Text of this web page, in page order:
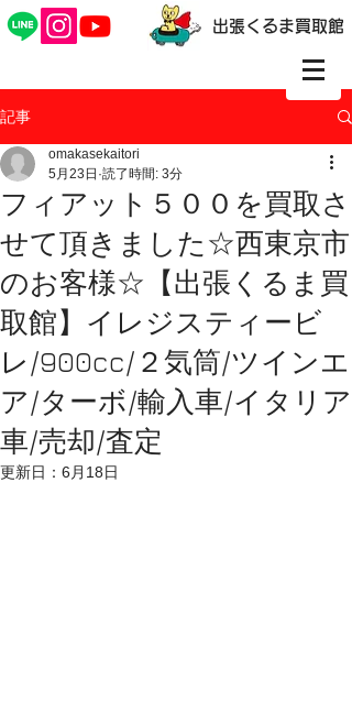
出張くるま買取館
記事
フィアット５００を買取さ
せて頂きました☆西東京市
のお客様☆【出張くるま買
取館】イレジスティービ
レ/900cc/２気筒/ツインエ
ア/ターボ/輸入車/イタリア
車/売却/査定
omakasekaitori
5月23日 読了時間: 3分
更新日： 6月18日